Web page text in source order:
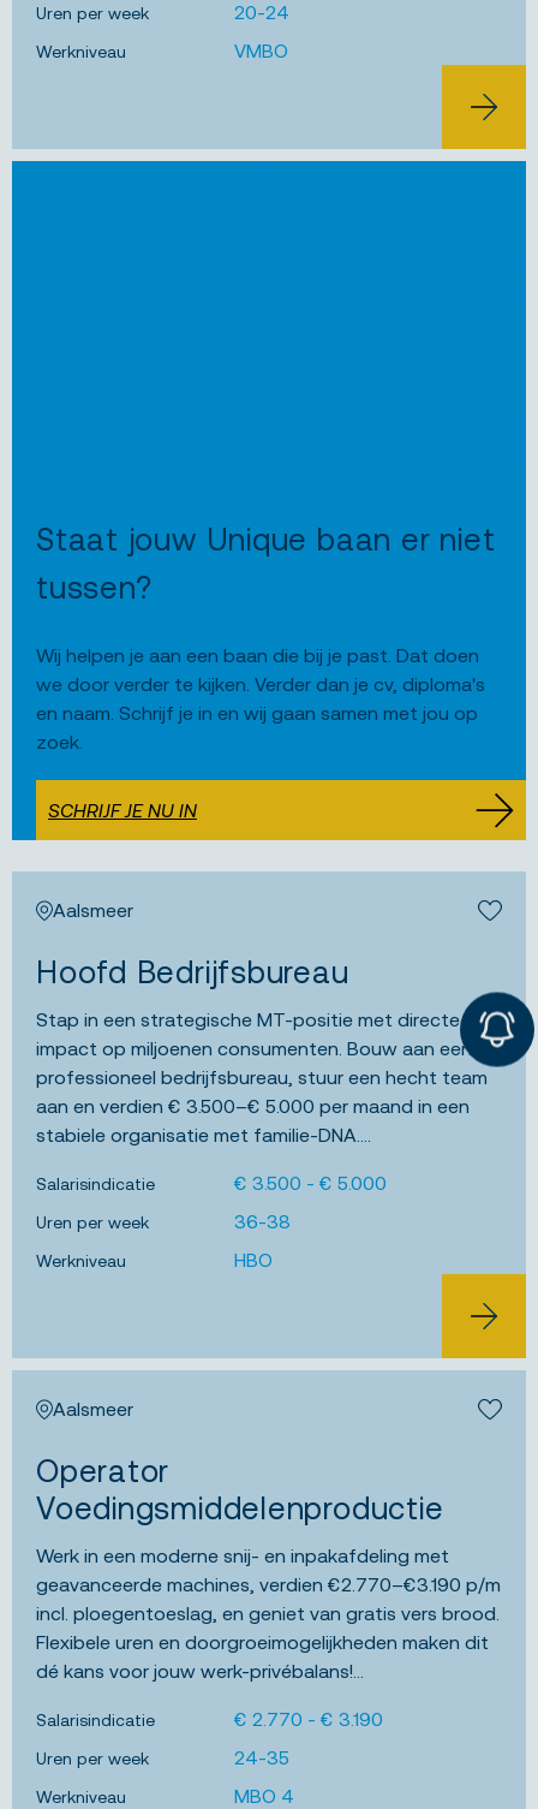
Uren per week 20-24
Werkniveau VMBO
BEKIJK
Staat jouw Unique baan er niet
tussen?
Wij helpen je aan een baan die bij je past. Dat doen
we door verder te kijken. Verder dan je cv, diploma's
en naam. Schrijf je in en wij gaan samen met jou op
zoek.
SCHRIJF JE NU IN
Aalsmeer
Hoofd Bedrijfsbureau
Stap in een strategische MT-positie met directe
impact op miljoenen consumenten. Bouw aan een
professioneel bedrijfsbureau, stuur een hecht team
aan en verdien € 3.500–€ 5.000 per maand in een
stabiele organisatie met familie-DNA....
Salarisindicatie € 3.500 - € 5.000
Uren per week 36-38
Werkniveau HBO
BEKIJK
Aalsmeer
Operator
Voedingsmiddelenproductie
Werk in een moderne snij- en inpakafdeling met
geavanceerde machines, verdien €2.770–€3.190 p/m
incl. ploegentoeslag, en geniet van gratis vers brood.
Flexibele uren en doorgroeimogelijkheden maken dit
dé kans voor jouw werk-privébalans!...
Salarisindicatie € 2.770 - € 3.190
Uren per week 24-35
Werkniveau MBO 4